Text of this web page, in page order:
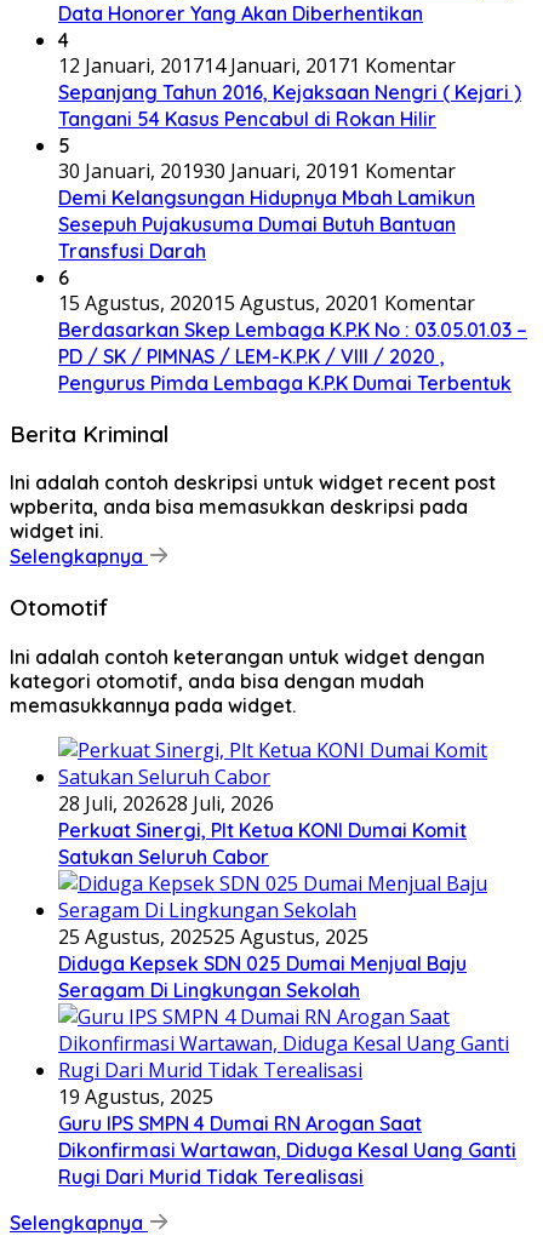
Data Honorer Yang Akan Diberhentikan
4
12 Januari, 201714 Januari, 20171 Komentar
Sepanjang Tahun 2016, Kejaksaan Nengri ( Kejari )
Tangani 54 Kasus Pencabul di Rokan Hilir
5
30 Januari, 201930 Januari, 20191 Komentar
Demi Kelangsungan Hidupnya Mbah Lamikun
Sesepuh Pujakusuma Dumai Butuh Bantuan
Transfusi Darah
6
15 Agustus, 202015 Agustus, 20201 Komentar
Berdasarkan Skep Lembaga K.P.K No : 03.05.01.03 –
PD / SK / PIMNAS / LEM-K.P.K / VIII / 2020 ,
Pengurus Pimda Lembaga K.P.K Dumai Terbentuk
Berita Kriminal
Ini adalah contoh deskripsi untuk widget recent post
wpberita, anda bisa memasukkan deskripsi pada
widget ini.
Selengkapnya
Otomotif
Ini adalah contoh keterangan untuk widget dengan
kategori otomotif, anda bisa dengan mudah
memasukkannya pada widget.
28 Juli, 202628 Juli, 2026
Perkuat Sinergi, Plt Ketua KONI Dumai Komit
Satukan Seluruh Cabor
25 Agustus, 202525 Agustus, 2025
Diduga Kepsek SDN 025 Dumai Menjual Baju
Seragam Di Lingkungan Sekolah
19 Agustus, 2025
Guru IPS SMPN 4 Dumai RN Arogan Saat
Dikonfirmasi Wartawan, Diduga Kesal Uang Ganti
Rugi Dari Murid Tidak Terealisasi
Selengkapnya